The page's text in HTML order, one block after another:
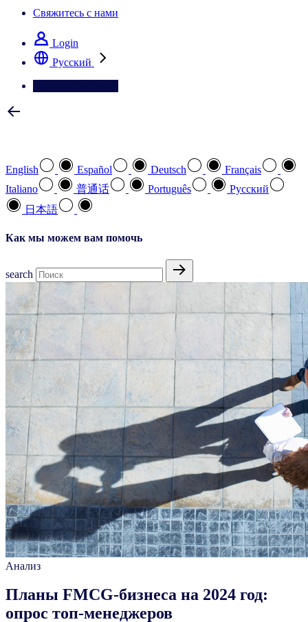
Свяжитесь с нами
Login
Pусский
English Español Deutsch
Français
Italiano
普通话 Português
Pусский
日本語
Как мы можем вам помочь
search
Анализ
Планы FMCG-бизнеса на 2024 год:
опрос топ-менеджеров